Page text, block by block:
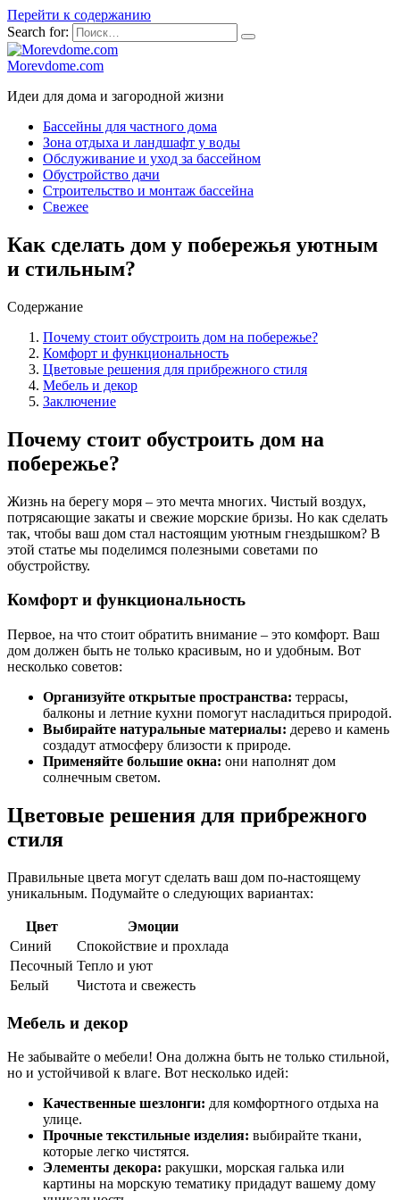
Перейти к содержанию
Search for:
Morevdome.com
Идеи для дома и загородной жизни
Бассейны для частного дома
Зона отдыха и ландшафт у воды
Обслуживание и уход за бассейном
Обустройство дачи
Строительство и монтаж бассейна
Свежее
Как сделать дом у побережья уютным
и стильным?
Содержание
Почему стоит обустроить дом на побережье?
Комфорт и функциональность
Цветовые решения для прибрежного стиля
Мебель и декор
Заключение
Почему стоит обустроить дом на
побережье?
Жизнь на берегу моря – это мечта многих. Чистый воздух,
потрясающие закаты и свежие морские бризы. Но как сделать
так, чтобы ваш дом стал настоящим уютным гнездышком? В
этой статье мы поделимся полезными советами по
обустройству.
Комфорт и функциональность
Первое, на что стоит обратить внимание – это комфорт. Ваш
дом должен быть не только красивым, но и удобным. Вот
несколько советов:
Организуйте открытые пространства: террасы,
балконы и летние кухни помогут насладиться природой.
Выбирайте натуральные материалы: дерево и камень
создадут атмосферу близости к природе.
Применяйте большие окна: они наполнят дом
солнечным светом.
Цветовые решения для прибрежного
стиля
Правильные цвета могут сделать ваш дом по-настоящему
уникальным. Подумайте о следующих вариантах:
Цвет
Эмоции
Синий
Спокойствие и прохлада
Песочный Тепло и уют
Белый
Чистота и свежесть
Мебель и декор
Не забывайте о мебели! Она должна быть не только стильной,
но и устойчивой к влаге. Вот несколько идей:
Качественные шезлонги: для комфортного отдыха на
улице.
Прочные текстильные изделия: выбирайте ткани,
которые легко чистятся.
Элементы декора: ракушки, морская галька или
картины на морскую тематику придадут вашему дому